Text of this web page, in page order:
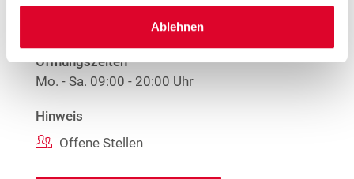
Ablehnen
Entfernung
Öffnungszeiten
Mo. - Sa. 09:00 - 20:00 Uhr
Hinweis
Offene Stellen